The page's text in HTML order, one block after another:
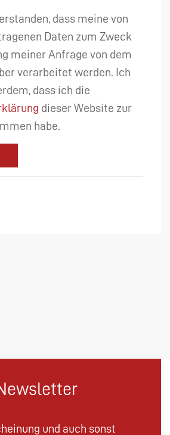
dass meine von
Daten zum Zweck
meiner Anfrage von dem
verarbeitet werden. Ich
dass ich die
dieser Website zur
habe.
und auch sonst